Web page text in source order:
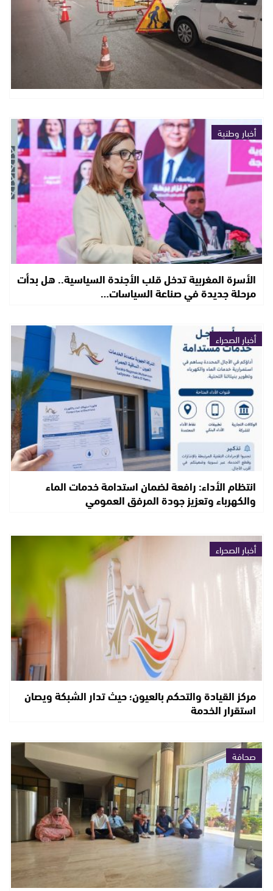
أخبار وطنية
الأسرة المغربية تدخل قلب الأجندة السياسية.. هل بدأت
مرحلة جديدة في صناعة السياسات…
أخبار الصحراء
انتظام الأداء: رافعة لضمان استدامة خدمات الماء
والكهرباء وتعزيز جودة المرفق العمومي
أخبار الصحراء
مركز القيادة والتحكم بالعيون؛ حيث تدار الشبكة ويصان
استقرار الخدمة
صحافة